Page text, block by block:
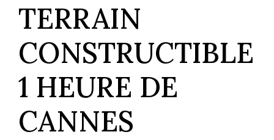
TERRAIN
CONSTRUCTIBLE
1 HEURE DE
CANNES